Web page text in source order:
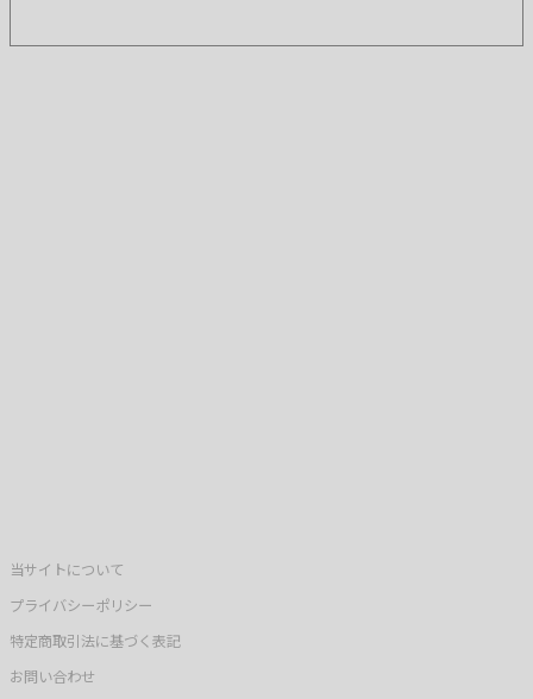
当サイトについて
プライバシーポリシー
特定商取引法に基づく表記
お問い合わせ